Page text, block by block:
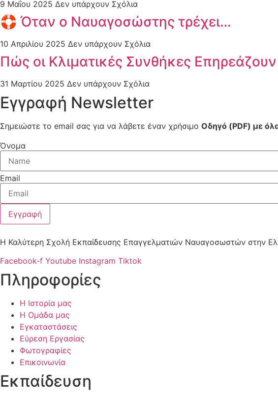
9 Μαΐου 2025 Δεν υπάρχουν Σχόλια
🛟 Όταν ο Nαυαγοσώστης τρέχει…
10 Απριλίου 2025 Δεν υπάρχουν Σχόλια
Πώς οι Κλιματικές Συνθήκες
31 Μαρτίου 2025 Δεν υπάρχουν Σχόλια
Εγγραφή Newsletter
Σημειώστε το email σας για να λάβετε έναν χρήσιμο Οδηγό (PDF) με
Όνομα
Email
Εγγραφή
Η Καλύτερη Σχολή Εκπαίδευσης Επαγγελματιών Ναυαγοσωστών στην
Facebook-f Youtube Instagram Tiktok
Πληροφορίες
Η Ιστορία μας
Η Ομάδα μας
Εγκαταστάσεις
Εύρεση Εργασίας
Φωτογραφίες
Επικοινωνία
Εκπαίδευση